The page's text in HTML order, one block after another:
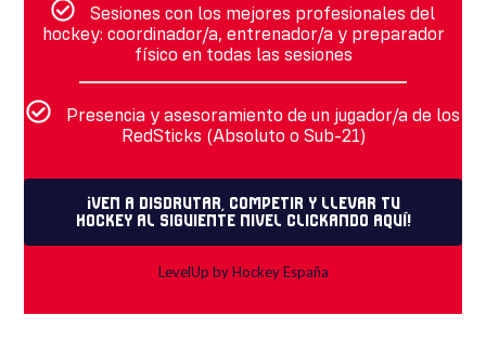
Sesiones con los mejores profesionales del
hockey: coordinador/a, entrenador/a y preparador
físico en todas las sesiones
Presencia y asesoramiento de un jugador/a de los
RedSticks (Absoluto o Sub-21)
¡ven a disdrutar, competir y llevar tu
hockey al siguiente nivel clickando aquí!
LevelUp by Hockey España